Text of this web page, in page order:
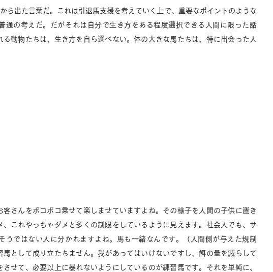
ら出た言葉だ。これは引退馬支援を考えていく上で、重要なポイントのような
通の考えだ。だがそれは自分で生き方をある程度選択できる人間に限った話
動物たちは、生き方を自ら選べない。体の大きな馬たちは、特に出会った人
さんをポコポコ乗せて楽しませていますよね。その様子を人間の子供に置き
これやっちゃダメと多くの制限をしているように見えます。社会人でも、サ
うではない人に分かれますよね。馬も一緒なんです。（人間側が与えた規制
として成り立たちません。我があってはいけないですし、餌の量を減らして
せて、必要以上に暴れないようにしているのが練習馬です。それを単純に、